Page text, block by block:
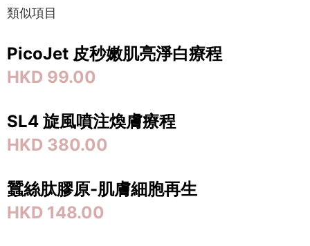
類似項目
PicoJet ⽪秒嫩肌亮淨⽩療程
HKD 99.00
SL4 旋風噴注煥膚療程
HKD 380.00
蠶絲肽膠原-肌膚細胞再⽣
HKD 148.00